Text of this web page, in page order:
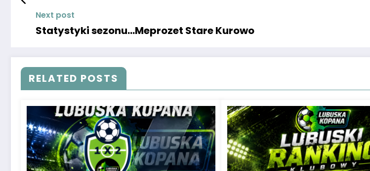
Next post
Statystyki sezonu…Meprozet Stare Kurowo
RELATED POSTS